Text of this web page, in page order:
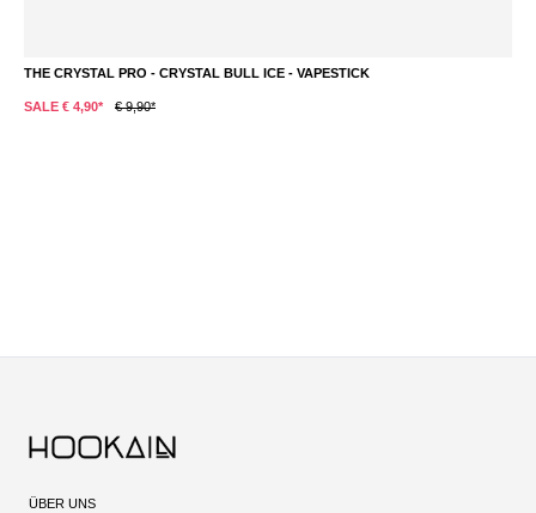
THE CRYSTAL PRO - CRYSTAL BULL ICE - VAPESTICK
SALE € 4,90* € 9,90*
ÜBER UNS